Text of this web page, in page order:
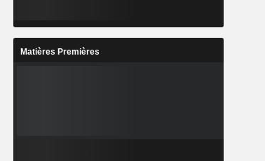
Matières Premières